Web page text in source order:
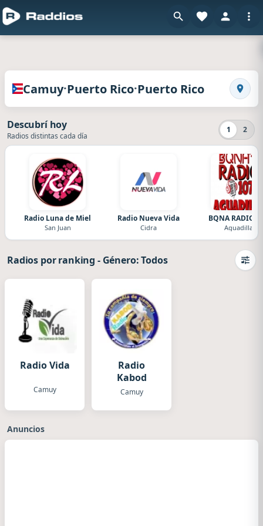
Radios de Camuy · Puerto Rico · Puerto Ricoen
Camuy·Puerto Rico·Puerto Rico
1 2
Descubrí hoy
Radios distintas cada día
Radio Luna de Miel
San Juan
Radio Nueva Vida
Cidra
BQNA RADIO
Aguadilla
Radios por ranking - Género: Todos
Radio Vida
Camuy
Radio
Kabod
Camuy
Anuncios